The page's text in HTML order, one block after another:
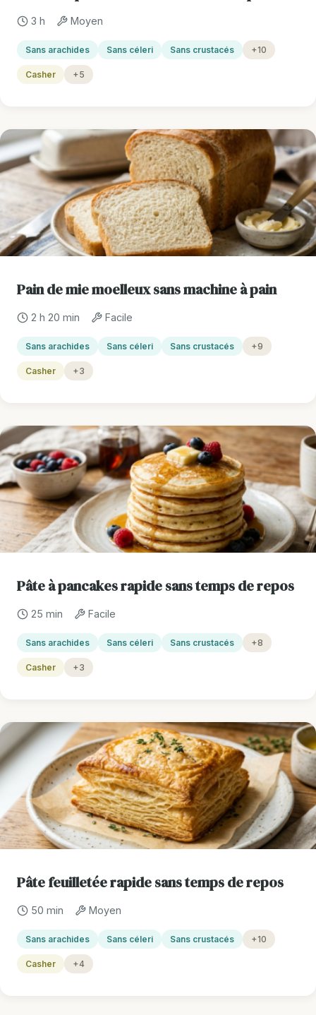
3 h Moyen
Sans arachides Sans céleri Sans crustacés +10
Casher +5
Pain de mie moelleux sans machine à pain
2 h 20 min Facile
Sans arachides Sans céleri Sans crustacés +9
Casher +3
Pâte à pancakes rapide sans temps de repos
25 min Facile
Sans arachides Sans céleri Sans crustacés +8
Casher +3
Pâte feuilletée rapide sans temps de repos
50 min Moyen
Sans arachides Sans céleri Sans crustacés +10
Casher +4